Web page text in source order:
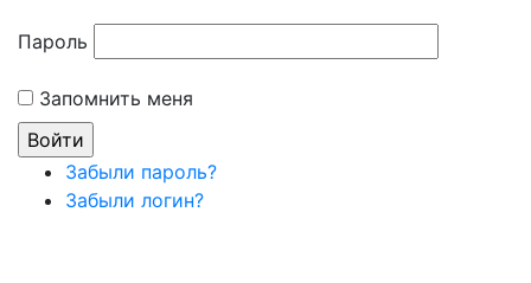
Пароль
Запомнить меня
Забыли пароль?
Забыли логин?